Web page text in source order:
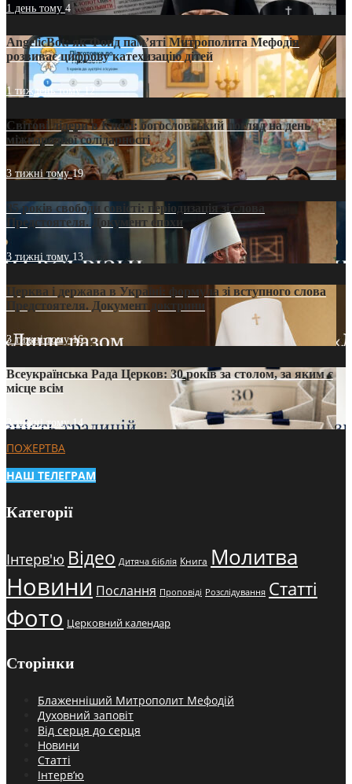
1 день тому4
AngelicBot: як Фонд пам’яті Митрополита Мефодія
розвиває цифрову катехизацію дітей
1 тиждень тому12
Світові лідери в Києві: богословський погляд на день
міжнародної солідарності
3 тижні тому19
35 років свободи совісті: періодизація зі слова
Предстоятеля. Документ епохи
3 тижні тому 13
Церква і держава в Україні: формула зі вступного слова
Предстоятеля. Документ доктрини
3 тижні тому16
Всеукраїнська Рада Церков: 30 років за столом, за яким є
місце всім
3 тижні тому14
ПОЖЕРТВА
НАШ ТЕЛЕГРАМ
Категорії
Інтерв'ю Відео Дитяча біблія Книга Молитва
Новини Послання Проповіді Розслідування Статті
Фото Церковний календар
Сторінки
Блаженніший Митрополит Мефодій
Духовний заповіт
Від серця до серця
Новини
Статті
Інтерв’ю